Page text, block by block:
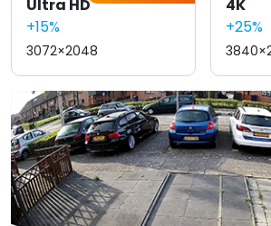
Ultra HD
+15%
3072×2048
4K
+25%